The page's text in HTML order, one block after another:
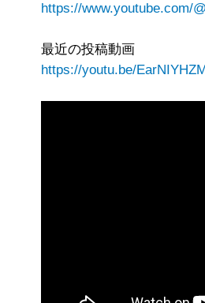
https://www.youtube.com/
最近の投稿動画
https://youtu.be/